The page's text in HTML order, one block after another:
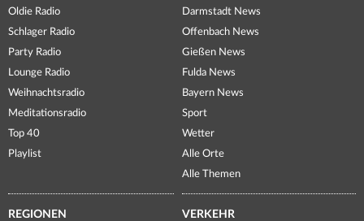
Oldie Radio
Schlager Radio
Party Radio
Lounge Radio
Weihnachtsradio
Meditationsradio
Top 40
Playlist
Darmstadt News
Offenbach News
Gießen News
Fulda News
Bayern News
Sport
Wetter
Alle Orte
Alle Themen
REGIONEN VERKEHR